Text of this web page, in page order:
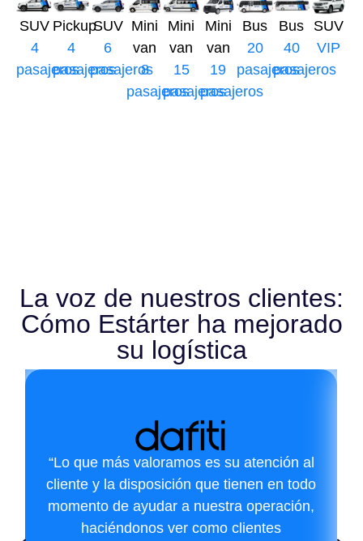
SUV
4
pasajeros
Pickup
4
pasajeros
SUV
6
pasajeros
Mini
van
8
pasajeros
Mini
van
15
pasajeros
Mini
van
19
pasajeros
Bus
20
pasajeros
Bus
40
pasajeros
SUV
VIP
La voz de nuestros clientes:
Cómo Estárter ha mejorado
su logística
“Lo que más valoramos es su atención al
cliente y la disposición que tienen en todo
momento de ayudar a nuestra operación,
haciéndonos ver como clientes